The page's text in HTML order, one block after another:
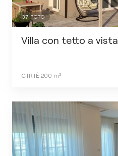
37 FOTO
Villa con tetto a vista
CIRIÈ 200 m²